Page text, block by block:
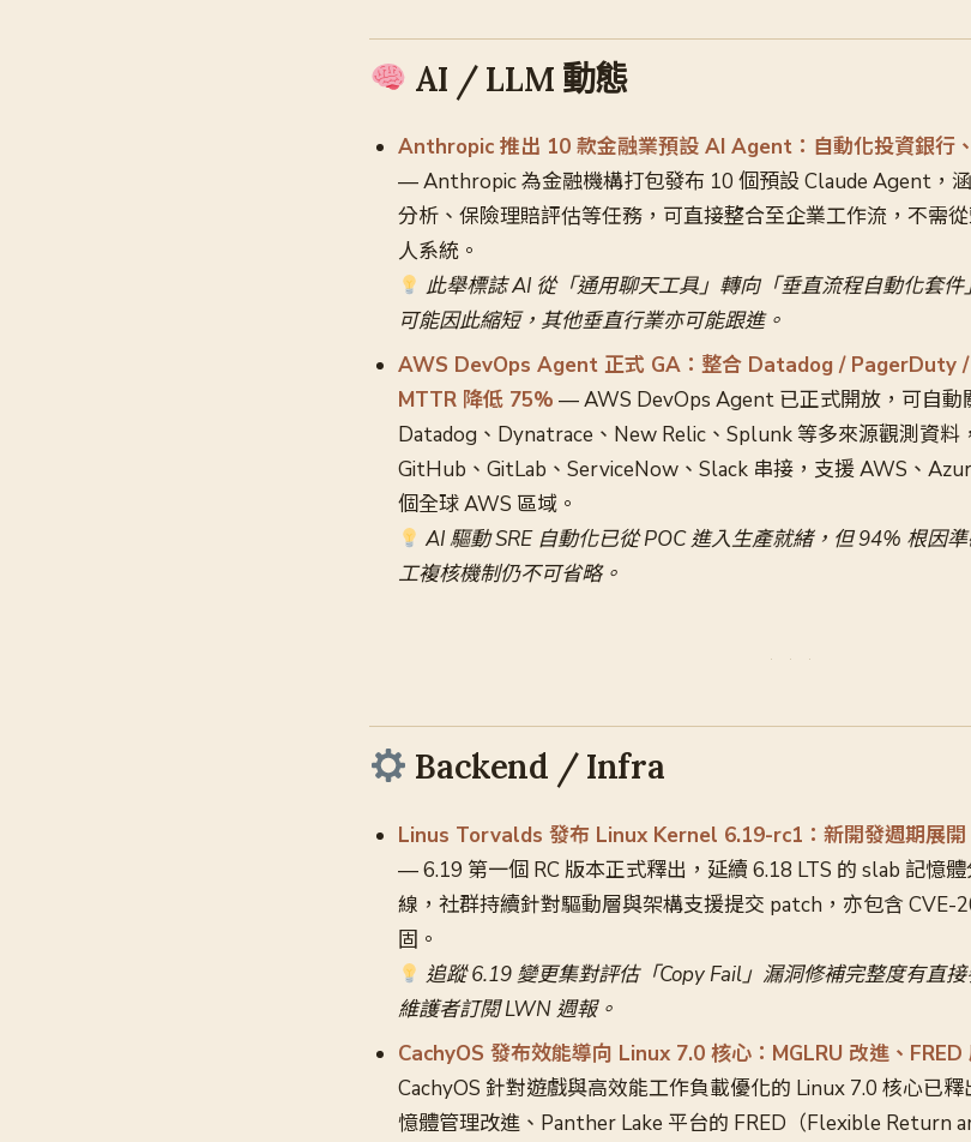
AI / LLM 動態
Anthropic 推出 10 款金融業預設 AI Agent：自動化投資銀行
— Anthropic 為金融機構打包發布 10 個預設 Claude Agent，
分析、保險理賠評估等任務，可直接整合至企業工作流，不需
人系統。
此舉標誌 AI 從「通用聊天工具」轉向「垂直流程自動化套
可能因此縮短，其他垂直行業亦可能跟進。
AWS DevOps Agent 正式 GA：整合 Datadog / PagerDuty
MTTR 降低 75% — AWS DevOps Agent 已正式開放，可自動
Datadog、Dynatrace、New Relic、Splunk 等多來源觀測資料
GitHub、GitLab、ServiceNow、Slack 串接，支援 AWS、
個全球 AWS 區域。
AI 驅動 SRE 自動化已從 POC 進入生產就緒，但 94% 根因
工複核機制仍不可省略。
Backend / Infra
Linus Torvalds 發布 Linux Kernel 6.19-rc1：新開發週期展開
— 6.19 第一個 RC 版本正式釋出，延續 6.18 LTS 的 slab 記憶
線，社群持續針對驅動層與架構支援提交 patch，亦包含 CVE-
固。
追蹤 6.19 變更集對評估「Copy Fail」漏洞修補完整度有直
維護者訂閱 LWN 週報。
CachyOS 發布效能導向 Linux 7.0 核心：MGLRU 改進、
CachyOS 針對遊戲與高效能工作負載優化的 Linux 7.0 核心已
憶體管理改進、Panther Lake 平台的 FRED（Flexible Return